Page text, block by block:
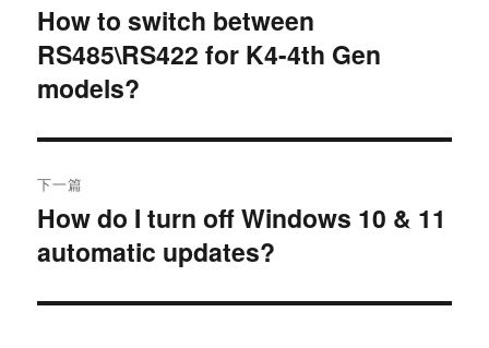
How to switch between
RS485\RS422 for K4-4th Gen
models?
下一篇
How do I turn off Windows 10 & 11
automatic updates?